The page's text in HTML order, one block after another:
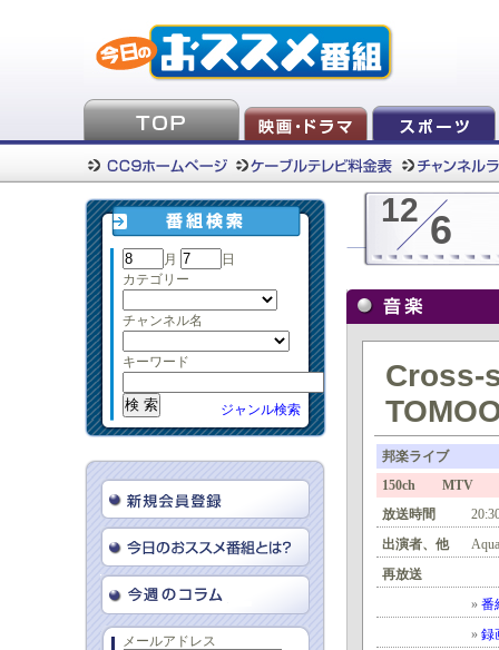
月
日
カテゴリー
チャンネル名
キーワード
ジャンル検索
メールアドレス
12 6
Cross-
邦楽ライブ
150ch MTV
放送時間
出演者、他
再放送
» 番
» 録